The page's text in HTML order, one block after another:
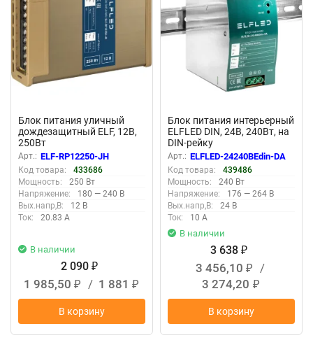
Блок питания уличный
дождезащитный ELF, 12В,
250Вт
Арт.: ELF-RP12250-JH
Код товара:
433686
Мощность:
250 Вт
Напряжение:
180 — 240 В
Вых.напр,В:
12 В
Ток:
20.83 А
В наличии
2 090 ₽
1 985,50 ₽ / 1 881 ₽
В корзину
Блок питания интерьерный
ELFLED DIN, 24В, 240Вт, на
DIN-рейку
Арт.: ELFLED-24240BEdin-DA
Код товара:
439486
Мощность:
240 Вт
Напряжение:
176 — 264 В
Вых.напр,В:
24 В
Ток:
10 А
В наличии
3 638 ₽
3 456,10 ₽
/
3 274,20 ₽
В корзину